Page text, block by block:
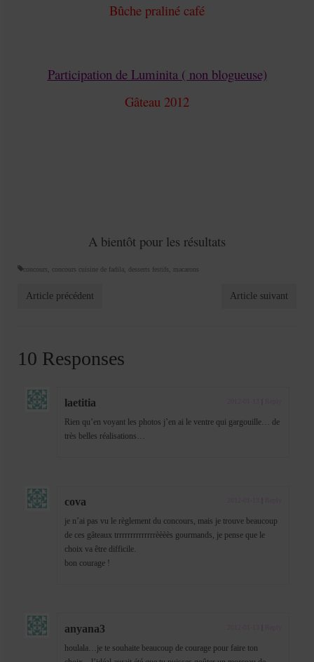
Bûche praliné café
Participation de Luminita ( non blogueuse)
Gâteau 2012
A bientôt pour les résultats
concours concours cuisine de fadila desserts festifs macarons
Article précédent Article suivant
10 Responses
laetitia
Rien qu’en voyant les photos j’en ai le ventre qui gargouille… de
très belles réalisations…
cova
je n’ai pas vu le règlement du concours, mais je trouve beaucoup
de ces gâteaux trrrrrrrrrrrrrrèèèès gourmands, je pense que le
choix va être difficile.
bon courage !
anyana3
houlala…je te souhaite beaucoup de courage pour faire ton